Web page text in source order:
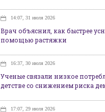
14:07, 31 июля 2026
Врач объяснил, как быстрее
помощью растяжки
16:37, 30 июля 2026
Ученые связали низкое
детстве со снижением риска
17:07, 29 июля 2026